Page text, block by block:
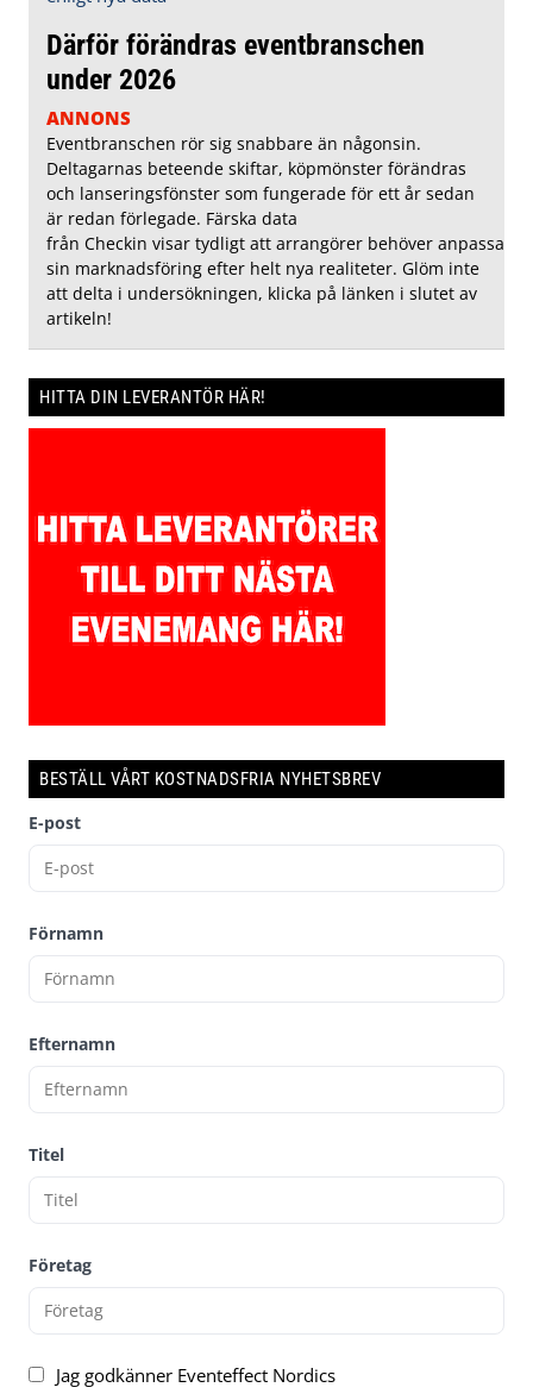
Därför förändras eventbranschen
under 2026
ANNONS
Eventbranschen rör sig snabbare än någonsin.
Deltagarnas beteende skiftar, köpmönster förändras
och lanseringsfönster som fungerade för ett år sedan
är redan förlegade. Färska data
från Checkin visar tydligt att arrangörer behöver anpassa
sin marknadsföring efter helt nya realiteter. Glöm inte
att delta i undersökningen, klicka på länken i slutet av
artikeln!
HITTA DIN LEVERANTÖR HÄR!
BESTÄLL VÅRT KOSTNADSFRIA NYHETSBREV
E-post
Förnamn
Efternamn
Titel
Företag
Jag godkänner Eventeffect Nordics